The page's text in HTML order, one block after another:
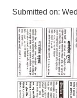
Submitted on: